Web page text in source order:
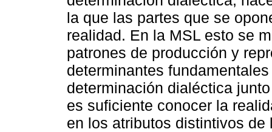
la que las partes que se
realidad. En la MSL esto se
patrones de producción y
determinantes
determinación dialéctica
es suficiente conocer la
en los atributos distintivos